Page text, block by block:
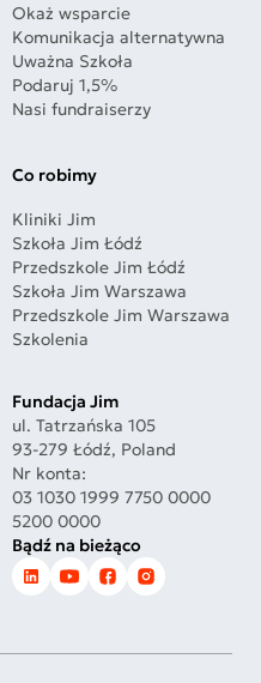
Okaż wsparcie
Komunikacja alternatywna
Uważna Szkoła
Podaruj 1,5%
Nasi fundraiserzy
Co robimy
Kliniki Jim
Szkoła Jim Łódź
Przedszkole Jim Łódź
Szkoła Jim Warszawa
Przedszkole Jim Warszawa
Szkolenia
Fundacja Jim
ul. Tatrzańska 105
93-279 Łódź, Poland
Nr konta:
03 1030 1999 7750 0000
5200 0000
Bądź na bieżąco